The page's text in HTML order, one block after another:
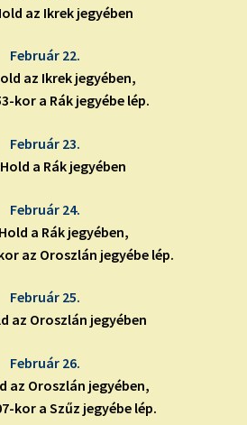
az Ikrek jegyében
Február 22.
az Ikrek jegyében,
kor a Rák jegyébe lép.
Február 23.
a Rák jegyében
Február 24.
a Rák jegyében,
az Oroszlán jegyébe lép.
Február 25.
az Oroszlán jegyében
Február 26.
az Oroszlán jegyében,
kor a Szűz jegyébe lép.